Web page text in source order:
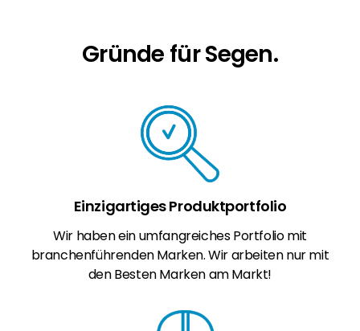
Gründe für Segen.
Einzigartiges Produktportfolio
Wir haben ein umfangreiches Portfolio mit
branchenführenden Marken. Wir arbeiten nur mit
den Besten Marken am Markt!